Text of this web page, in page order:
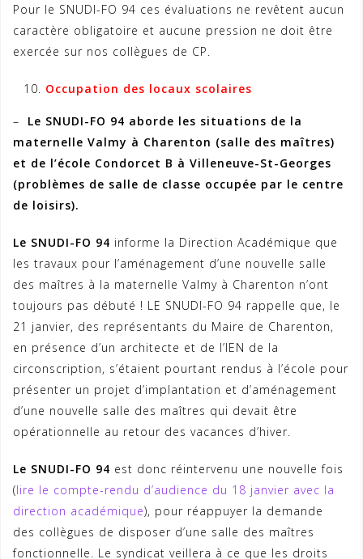
Pour le SNUDI-FO 94 ces évaluations ne revêtent aucun
caractère obligatoire et aucune pression ne doit être
exercée sur nos collègues de CP.
Occupation des locaux scolaires
– Le SNUDI-FO 94 aborde les situations de la
maternelle Valmy à Charenton (salle des maîtres)
et de l’école Condorcet B à Villeneuve-St-Georges
(problèmes de salle de classe occupée par le centre
de loisirs).
Le SNUDI-FO 94 informe la Direction Académique que
les travaux pour l’aménagement d’une nouvelle salle
des maîtres à la maternelle Valmy à Charenton n’ont
toujours pas débuté ! LE SNUDI-FO 94 rappelle que, le
21 janvier, des représentants du Maire de Charenton,
en présence d’un architecte et de l’IEN de la
circonscription, s’étaient pourtant rendus à l’école pour
présenter un projet d’implantation et d’aménagement
d’une nouvelle salle des maîtres qui devait être
opérationnelle au retour des vacances d’hiver.
Le SNUDI-FO 94 est donc réintervenu une nouvelle fois
(lire le compte-rendu d’audience du 18 janvier avec la
direction académique), pour réappuyer la demande
des collègues de disposer d’une salle des maîtres
fonctionnelle. Le syndicat veillera à ce que les droits